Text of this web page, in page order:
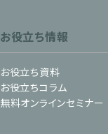
お役立ち情報
お役立ち資料
お役立ちコラム
無料オンラインセミナー